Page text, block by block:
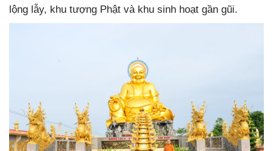
lộng lẫy, khu tượng Phật và khu sinh hoạt gần gũi.